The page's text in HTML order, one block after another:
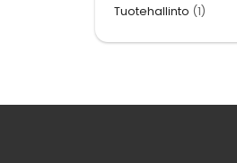
Tuotehallinto (1)